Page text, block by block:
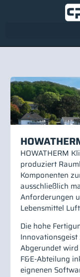
HOWATHERM
produziert
Komponenten
ausschließlich
Anforderungen
Lebensmittel
Die hohe
Innovationsgeist
Abgerundet wird
F&E-Abteilung
eignenen